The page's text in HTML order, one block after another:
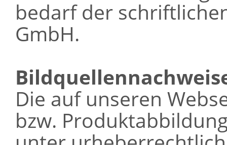
bedarf der
GmbH.
Die auf unseren
bzw.